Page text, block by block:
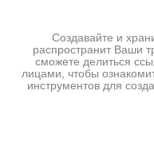
Создавайте и
распространит Ваши
сможете делиться
лицами, чтобы
инструментов для